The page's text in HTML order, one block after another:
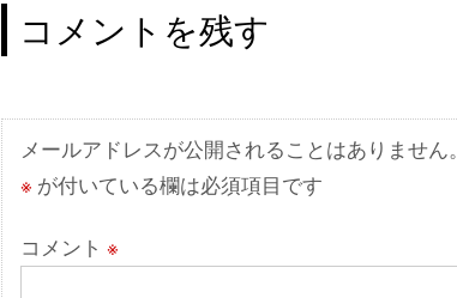
ナ
ビ
ゲ
ー
シ
ョ
コメントを残す
メールアドレスが公開されることはありません。
※ が付いている欄は必須項目です
コメント ※